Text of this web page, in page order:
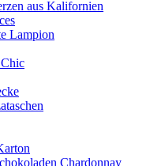
aus Kalifornien
Lampion
Chardonnay